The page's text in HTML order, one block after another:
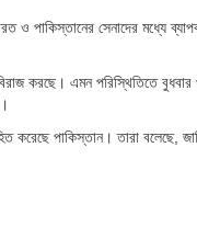
ও পাকিস্তানের সেনাদের
করছে। এমন পরিস্থিতিতে
করেছে পাকিস্তান। তারা বলেছে,